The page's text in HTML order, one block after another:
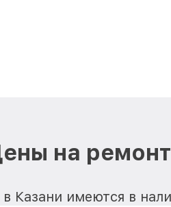
на
Казани имеются в